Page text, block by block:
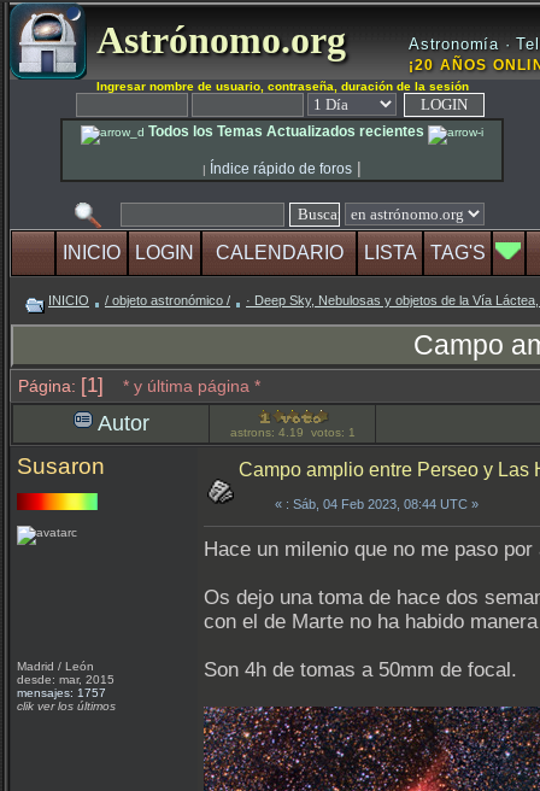
Astrónomo.org Astronomía ·
¡20 AÑOS
Ingresar nombre de usuario, contraseña, duración de la sesión
Todos los Temas Actualizados recientes
| Índice rápido de foros |
INICIO LOGIN CALENDARIO LISTA TAG'S
INICIO / objeto astronómico / · Deep Sky, Nebulosas y objetos de la Vía
Campo
Página: [1] * y última página *
Autor astrons: 4.19 votos: 1
Susaron
Madrid / León
desde: mar, 2015
mensajes: 1757
clik ver los últimos
Campo amplio entre Perseo y Las
« : Sáb, 04 Feb 2023, 08:44 UTC »
Hace un milenio que no me paso
Os dejo una toma de hace dos
con el de Marte no ha habido
Son 4h de tomas a 50mm de focal.